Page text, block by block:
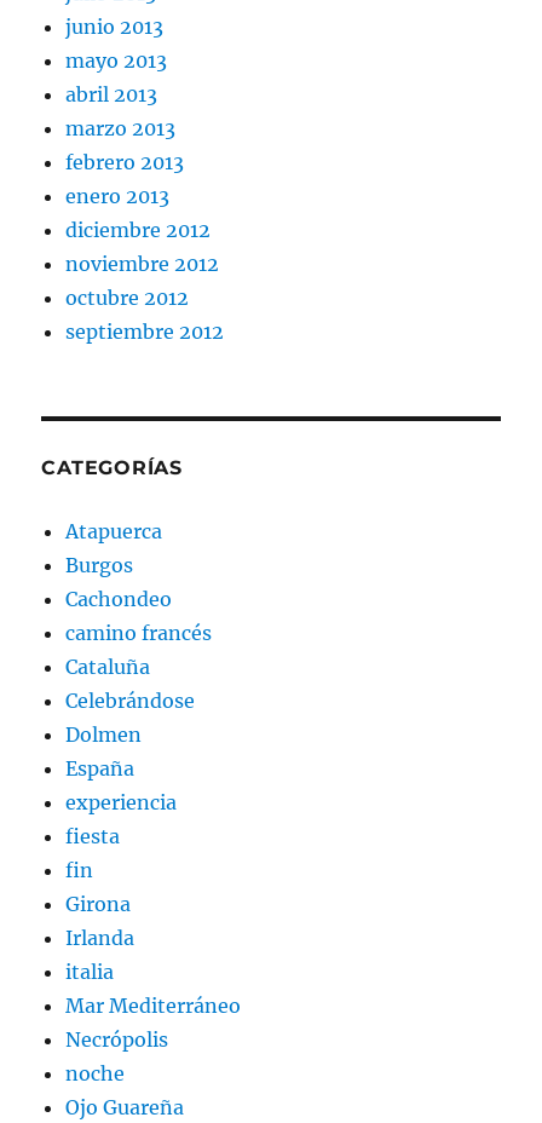
junio 2013
mayo 2013
abril 2013
marzo 2013
febrero 2013
enero 2013
diciembre 2012
noviembre 2012
octubre 2012
septiembre 2012
CATEGORÍAS
Atapuerca
Burgos
Cachondeo
camino francés
Cataluña
Celebrándose
Dolmen
España
experiencia
fiesta
fin
Girona
Irlanda
italia
Mar Mediterráneo
Necrópolis
noche
Ojo Guareña